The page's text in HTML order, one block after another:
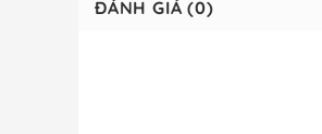
ĐÁNH GIÁ (0)